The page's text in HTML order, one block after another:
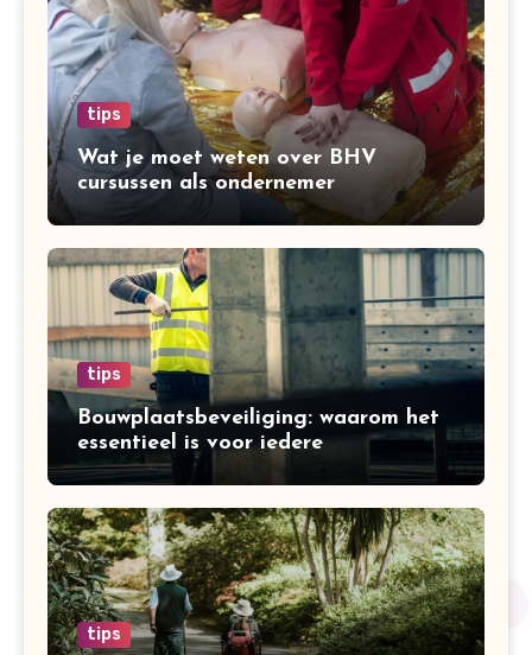
tips
Wat je moet weten over BHV
cursussen als ondernemer
tips
Bouwplaatsbeveiliging: waarom het
essentieel is voor iedere
bouwonderneming
tips